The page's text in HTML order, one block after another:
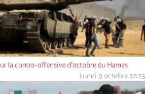
la contre-offensive d’octobre du Hamas
Lundi 9 octobre 2023